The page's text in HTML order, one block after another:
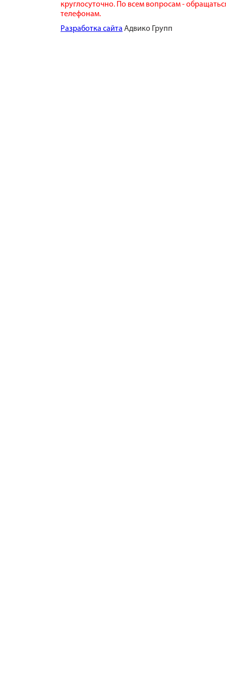
круглосуточно. По всем вопросам -
телефонам.
​Разработка сайта ​ Адвико Групп